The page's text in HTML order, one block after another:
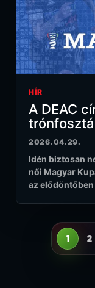
HÍR
A DEAC
2026.04.29.
Idén biztosan
női Magyar
az
1 2